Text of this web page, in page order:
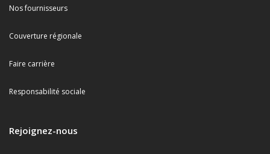
Nos fournisseurs
Couverture régionale
Faire carrière
Responsabilité sociale
Rejoignez-nous